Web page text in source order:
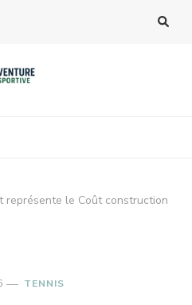
représente le Coût construction
TENNIS